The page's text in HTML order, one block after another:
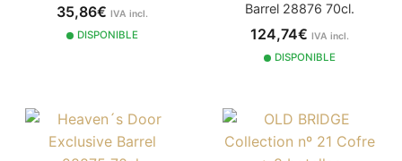
35,86€ IVA incl.
DISPONIBLE
Barrel 28876 70cl.
124,74€ IVA incl.
DISPONIBLE